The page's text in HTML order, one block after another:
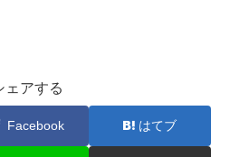
ェアする
Facebook はてブ